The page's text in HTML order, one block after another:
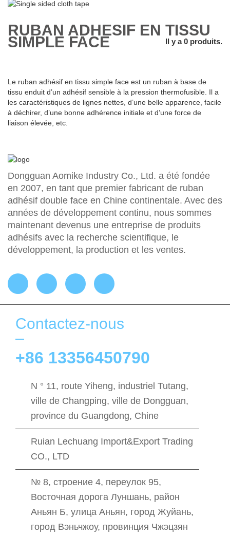
RUBAN ADHÉSIF EN TISSU
SIMPLE FACE Il y a 0 produits.
Le ruban adhésif en tissu simple face est un ruban à base de
tissu enduit d’un adhésif sensible à la pression thermofusible. Il a
les caractéristiques de lignes nettes, d’une belle apparence, facile
à déchirer, d’une bonne adhérence initiale et d’une force de
liaison élevée, etc.
Dongguan Aomike Industry Co., Ltd. a été fondée
en 2007, en tant que premier fabricant de ruban
adhésif double face en Chine continentale. Avec des
années de développement continu, nous sommes
maintenant devenus une entreprise de produits
adhésifs avec la recherche scientifique, le
développement, la production et les ventes.
Contactez-nous
+86 13356450790
N ° 11, route Yiheng, industriel Tutang,
ville de Changping, ville de Dongguan,
province du Guangdong, Chine
Ruian Lechuang Import&Export Trading
CO., LTD
№ 8, строение 4, переулок 95,
Восточная дорога Луншань, район
Аньян Б, улица Аньян, город Жуйань,
город Вэньчжоу, провинция Чжэцзян